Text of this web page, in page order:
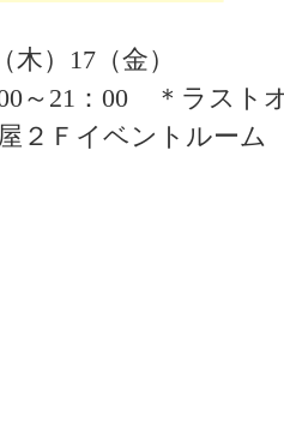
木）17（金）
～21：00 ＊ラスト
２Ｆイベントルーム